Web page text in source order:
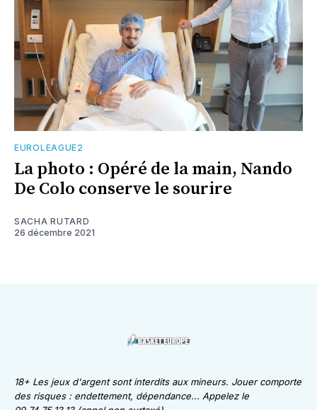
EUROLEAGUE2
La photo : Opéré de la main, Nando
De Colo conserve le sourire
SACHA RUTARD
26 décembre 2021
18+ Les jeux d'argent sont interdits aux mineurs. Jouer comporte
des risques : endettement, dépendance... Appelez le